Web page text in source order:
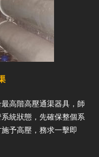
高階高壓通渠器具，師
統狀態，先確保整個系
予高壓，務求一擊即